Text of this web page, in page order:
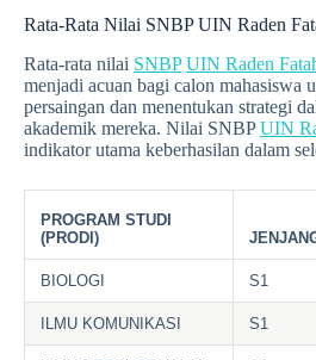
Rata-Rata Nilai SNBP UIN Raden
Rata-rata nilai SNBP UIN Raden
menjadi acuan bagi calon mahasiswa
persaingan dan menentukan strategi
akademik mereka. Nilai SNBPUIN
indikator utama keberhasilan dalam
PROGRAM STUDI
(PRODI)
BIOLOGI S1
ILMU KOMUNIKASI S1